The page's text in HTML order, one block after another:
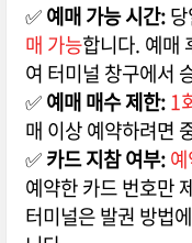
✅예매 가능 시간:
매 가능합니다. 예매
여 터미널 창구에서
✅예매 매수 제한:1
매 이상 예약하려면
✅카드 지참 여부:
예약한 카드 번호만
터미널은 발권 방법